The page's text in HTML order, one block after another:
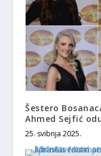
Šestero
Ahmed Sejfić
25. svibnja 2025.